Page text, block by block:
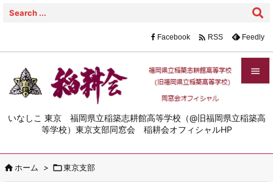
いなしこ 東京 福岡県立稲築志耕館高等学校（@旧福岡県立稲築高
等学校）東京支部同窓会 稲耕会オフィシャルHP


Facebook  RSS Feedly
ホーム > 東京支部